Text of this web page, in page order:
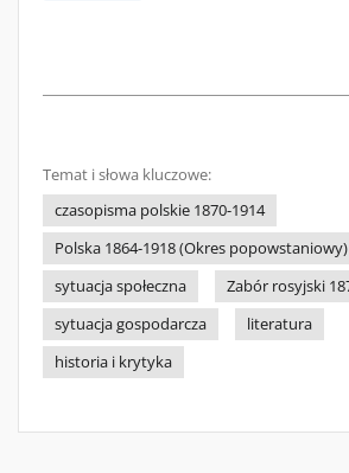
Temat i słowa kluczowe:
czasopisma polskie 1870-1914
Polska 1864-1918 (Okres popowstaniowy)
sytuacja społeczna
Zabór rosyjski
sytuacja gospodarcza
literatura
historia i krytyka